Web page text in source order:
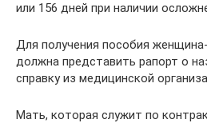
или 156 дней при наличии
Для получения пособия
должна представить рапорт о
справку из медицинской
Мать, которая служит по